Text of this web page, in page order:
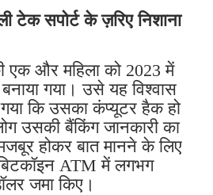
टेक सपोर्ट के ज़रिए निशाना
एक और महिला को 2023 में
गया। उसे यह विश्वास
गया कि उसका कंप्यूटर हैक हो
उसकी बैंकिंग जानकारी का
होकर बात मानने के लिए
ATM में लगभग
जमा किए।